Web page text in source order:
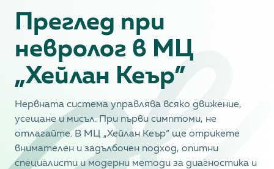
Преглед при
невролог в МЦ
„Хейлан Кеър”
Нервната система управлява всяко движение,
усещане и мисъл. При първи симптоми, не
отлагайте. В МЦ „Хейлан Кеър“ ще отрикете
внимателен и задълбочен подход, опитни
специалисти и модерни методи за диагностика и